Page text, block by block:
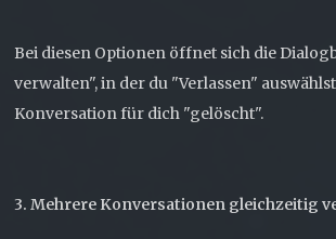
Bei diesen Optionen öffnet sich die
verwalten", in der du "Verlassen"
Konversation für dich "gelöscht".
3. Mehrere Konversationen gleichzeitig